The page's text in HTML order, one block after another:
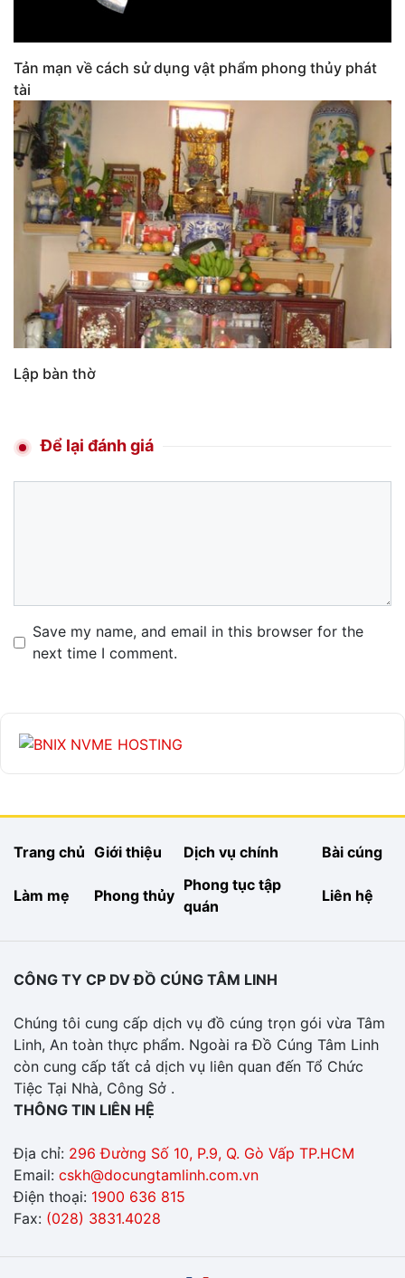
Tản mạn về cách sử dụng vật phẩm phong thủy phát
tài
Lập bàn thờ
Để lại đánh giá
Name
Email
Website
Save my name, and email in this browser for the
next time I comment.
Trang chủ Giới thiệu Dịch vụ chính Bài cúng
Làm mẹ Phong thủy
Phong tục tập
quán
Liên hệ
CÔNG TY CP DV ĐỒ CÚNG TÂM LINH
Chúng tôi cung cấp dịch vụ đồ cúng trọn gói vừa Tâm
Linh, An toàn thực phẩm. Ngoài ra Đồ Cúng Tâm Linh
còn cung cấp tất cả dịch vụ liên quan đến Tổ Chức
Tiệc Tại Nhà, Công Sở .
THÔNG TIN LIÊN HỆ
Địa chỉ: 296 Đường Số 10, P.9, Q. Gò Vấp TP.HCM
Email: cskh@docungtamlinh.com.vn
Điện thoại: 1900 636 815
Fax: (028) 3831.4028